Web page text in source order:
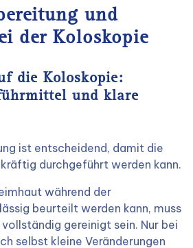
und
der Koloskopie
die Koloskopie:
und klare
ist entscheidend, damit die
durchgeführt werden kann.
während der
beurteilt werden kann, muss
gereinigt sein. Nur bei
selbst kleine Veränderungen